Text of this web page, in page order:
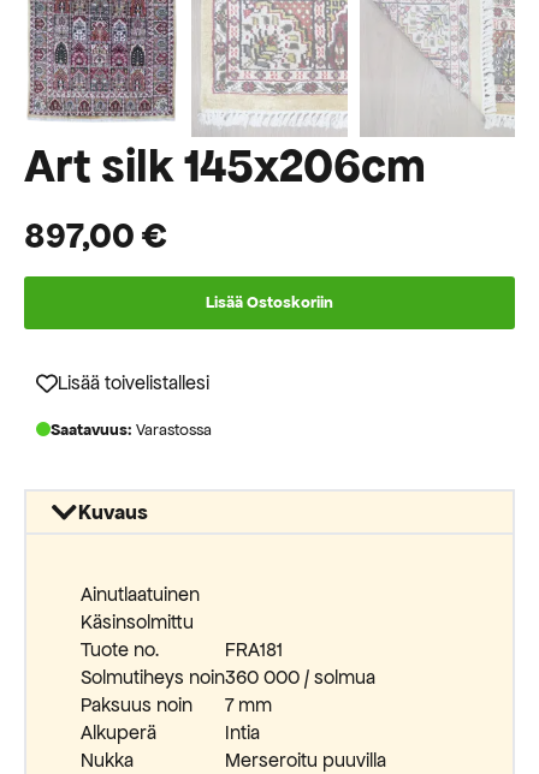
Art silk 145x206cm
897,00€
Lisää Ostoskoriin
Lisää toivelistallesi
Saatavuus: Varastossa
Kuvaus
Ainutlaatuinen
Käsinsolmittu
Tuote no.
FRA181
Solmutiheys noin360 000 / solmua
Paksuus noin
7 mm
Alkuperä
Intia
Nukka
Merseroitu puuvilla